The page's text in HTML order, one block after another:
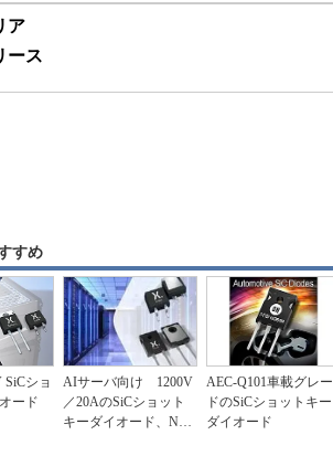
ア
ース
すめ
SiCショ
ード
AIサーバ向け 1200V
／20AのSiCショット
キーダイオード、Nex
AEC-Q101車載グレー
ドのSiCショットキー
ダイオード